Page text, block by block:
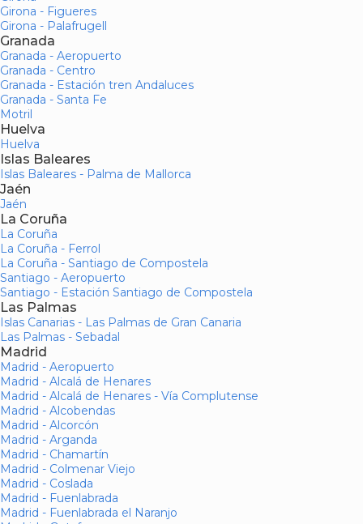
Girona - Figueres
Girona - Palafrugell
Granada
Granada - Aeropuerto
Granada - Centro
Granada - Estación tren Andaluces
Granada - Santa Fe
Motril
Huelva
Huelva
Islas Baleares
Islas Baleares - Palma de Mallorca
Jaén
Jaén
La Coruña
La Coruña
La Coruña - Ferrol
La Coruña - Santiago de Compostela
Santiago - Aeropuerto
Santiago - Estación Santiago de Compostela
Las Palmas
Islas Canarias - Las Palmas de Gran Canaria
Las Palmas - Sebadal
Madrid
Madrid - Aeropuerto
Madrid - Alcalá de Henares
Madrid - Alcalá de Henares - Vía Complutense
Madrid - Alcobendas
Madrid - Alcorcón
Madrid - Arganda
Madrid - Chamartín
Madrid - Colmenar Viejo
Madrid - Coslada
Madrid - Fuenlabrada
Madrid - Fuenlabrada el Naranjo